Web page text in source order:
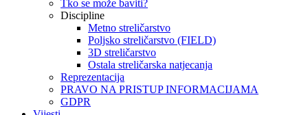
Tko se može baviti?
Discipline
Metno streličarstvo
Poljsko streličarstvo (FIELD)
3D streličarstvo
Ostala streličarska natjecanja
Reprezentacija
PRAVO NA PRISTUP INFORMACIJAMA
GDPR